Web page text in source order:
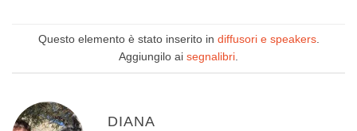
Questo elemento è stato inserito in diffusori e speakers.
Aggiungilo ai segnalibri.
DIANA